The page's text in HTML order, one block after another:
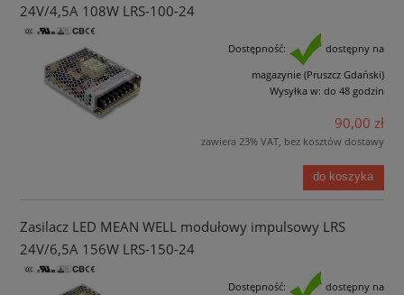
24V/4,5A 108W LRS-100-24
Dostępność:
dostępny na
magazynie (Pruszcz Gdański)
Wysyłka w: do 48 godzin
90,00 zł
zawiera 23% VAT, bez kosztów dostawy
do koszyka
Zasilacz LED MEAN WELL modułowy impulsowy LRS
24V/6,5A 156W LRS-150-24
Dostępność:
dostępny na